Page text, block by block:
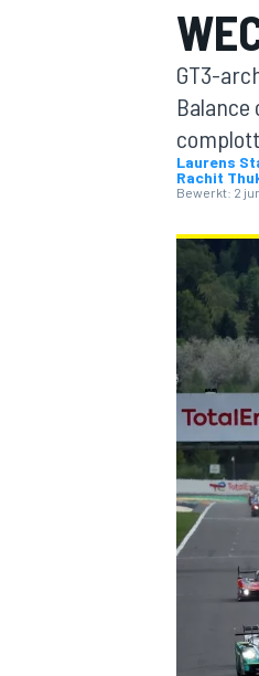
MOTOGP
GT3-
Laurens
Rachit
Bewerkt: 2